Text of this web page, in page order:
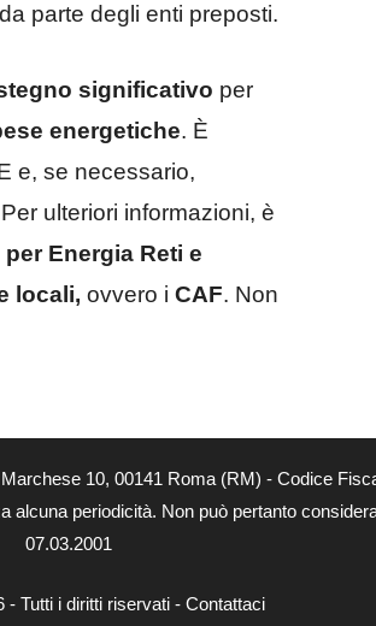
parte degli enti preposti.
significativo per
energetiche. È
e, se necessario,
ulteriori informazioni, è
Energia Reti e
locali, ovvero i CAF.​ Non
10, 00141 Roma (RM) - Codice
periodicità. Non può pertanto
07.03.2001
- Tutti i diritti riservati - Contattaci